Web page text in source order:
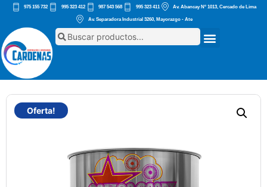
975 155 732 995 323 412 987 543 568 995 323 411 Av. Abancay Nº 1013, Cercado de Lima
Av. Separadora Industrial 3260, Mayorazgo - Ate
Oferta!